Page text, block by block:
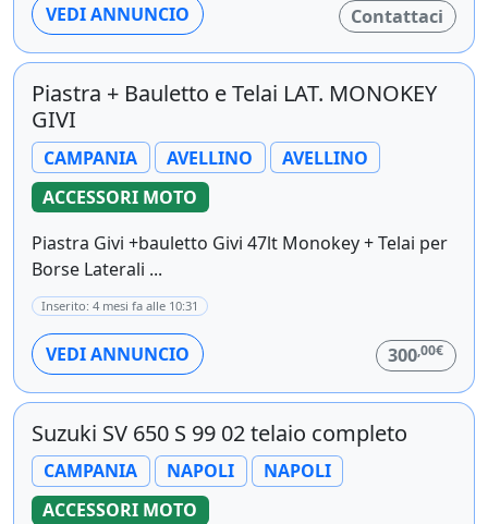
VEDI ANNUNCIO Contattaci
Piastra + Bauletto e Telai LAT. MONOKEY
GIVI
CAMPANIA AVELLINO
AVELLINO
ACCESSORI MOTO
Piastra Givi +bauletto Givi 47lt Monokey + Telai per
Borse Laterali ...
Inserito: 4 mesi fa alle 10:31
VEDI ANNUNCIO 300,00€
Suzuki SV 650 S 99 02 telaio completo
CAMPANIA NAPOLI
NAPOLI
ACCESSORI MOTO